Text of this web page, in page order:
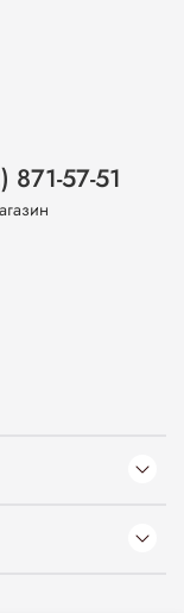
871-57-51